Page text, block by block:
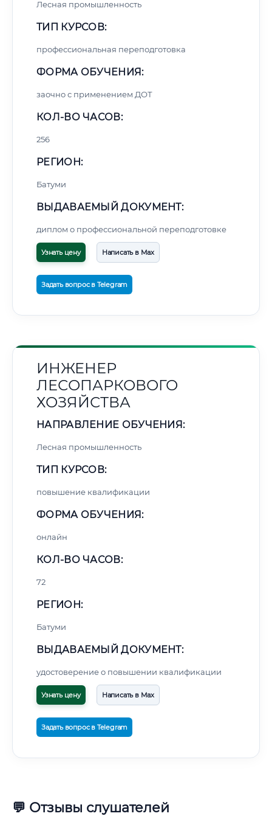
Лесная промышленность
ТИП КУРСОВ:
профессиональная переподготовка
ФОРМА ОБУЧЕНИЯ:
заочно с применением ДОТ
КОЛ-ВО ЧАСОВ:
256
РЕГИОН:
Батуми
ВЫДАВАЕМЫЙ ДОКУМЕНТ:
диплом о профессиональной переподготовке
Узнать цену Написать в Max
Задать вопрос в Telegram
ИНЖЕНЕР
ЛЕСОПАРКОВОГО
ХОЗЯЙСТВА
НАПРАВЛЕНИЕ ОБУЧЕНИЯ:
Лесная промышленность
ТИП КУРСОВ:
повышение квалификации
ФОРМА ОБУЧЕНИЯ:
онлайн
КОЛ-ВО ЧАСОВ:
72
РЕГИОН:
Батуми
ВЫДАВАЕМЫЙ ДОКУМЕНТ:
удостоверение о повышении квалификации
Узнать цену Написать в Max
Задать вопрос в Telegram
💬 Отзывы слушателей